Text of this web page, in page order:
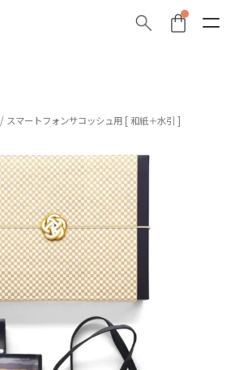
/ スマートフォンサコッシュ用 [ 和紙＋水引 ]